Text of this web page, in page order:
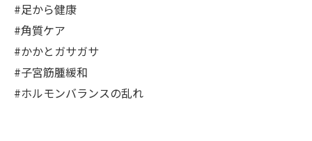
#足から健康
#角質ケア
#かかとガサガサ
#子宮筋腫緩和
#ホルモンバランスの乱れ